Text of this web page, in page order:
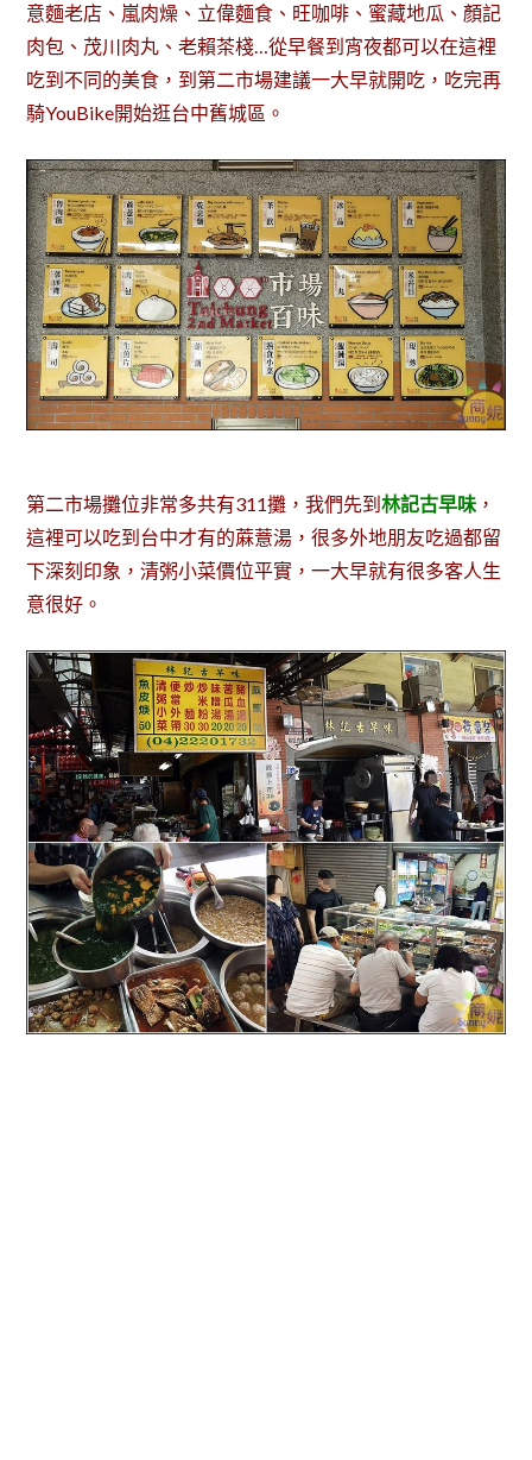
意麵老店、嵐肉燥、立偉麵食、旺咖啡、蜜藏地瓜、顏記
肉包、茂川肉丸、老賴茶棧…從早餐到宵夜都可以在這裡
吃到不同的美食，到第二市場建議一大早就開吃，吃完再
騎YouBike開始逛台中舊城區。
第二市場攤位非常多共有311攤，我們先到林記古早味 ，
這裡可以吃到台中才有的蔴薏湯，很多外地朋友吃過都留
下深刻印象，清粥小菜價位平實，一大早就有很多客人生
意很好。